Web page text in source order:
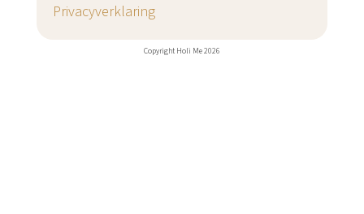
Privacyverklaring
Copyright Holi Me 2026